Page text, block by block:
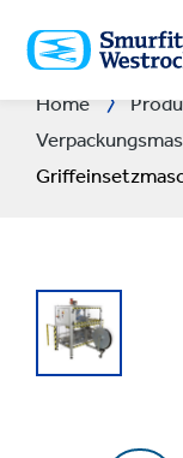
HAUPTINHALT
SPRINGEN
Home